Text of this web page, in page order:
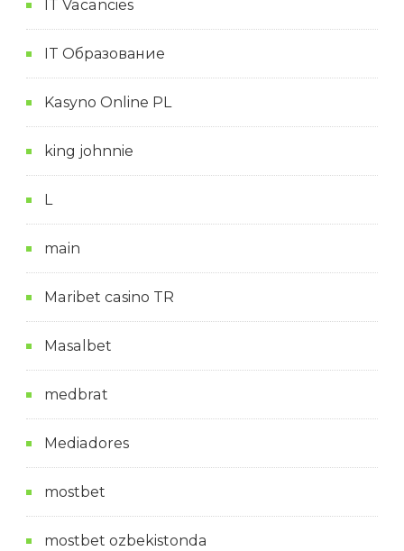
IT Vacancies
IT Образование
Kasyno Online PL
king johnnie
L
main
Maribet casino TR
Masalbet
medbrat
Mediadores
mostbet
mostbet ozbekistonda